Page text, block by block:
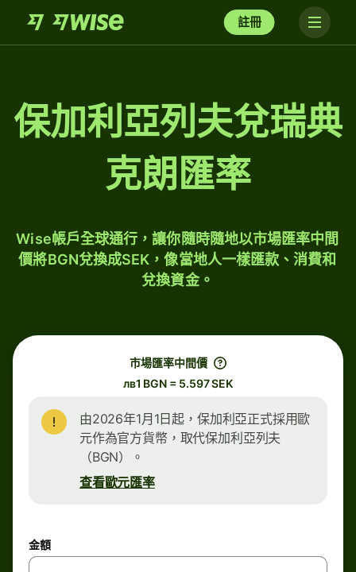
註冊
保加利亞列夫兌瑞典
克朗匯率
Wise帳戶全球通行，讓你隨時隨地以市場匯率中間
價將BGN兌換成SEK，像當地人一樣匯款、消費和
兌換資金。
市場匯率中間價
лв1 BGN = 5.597 SEK
由2026年1月1日起，保加利亞正式採用歐
元作為官方貨幣，取代保加利亞列夫
（BGN）。
查看歐元匯率
金額